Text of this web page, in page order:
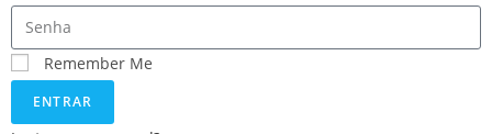
Remember Me
ENTRAR